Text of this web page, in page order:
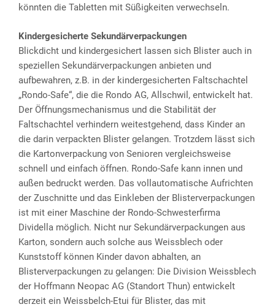
könnten die Tabletten mit Süßigkeiten verwechseln.
Kindergesicherte Sekundärverpackungen
Blickdicht und kindergesichert lassen sich Blister auch in
speziellen Sekundärverpackungen anbieten und
aufbewahren, z.B. in der kindergesicherten Faltschachtel
„Rondo-Safe“, die die Rondo AG, Allschwil, entwickelt hat.
Der Öffnungsmechanismus und die Stabilität der
Faltschachtel verhindern weitestgehend, dass Kinder an
die darin verpackten Blister gelangen. Trotzdem lässt sich
die Kartonverpackung von Senioren vergleichsweise
schnell und einfach öffnen. Rondo-Safe kann innen und
außen bedruckt werden. Das vollautomatische Aufrichten
der Zuschnitte und das Einkleben der Blisterverpackungen
ist mit einer Maschine der Rondo-Schwesterfirma
Dividella möglich. Nicht nur Sekundärverpackungen aus
Karton, sondern auch solche aus Weissblech oder
Kunststoff können Kinder davon abhalten, an
Blisterverpackungen zu gelangen: Die Division Weissblech
der Hoffmann Neopac AG (Standort Thun) entwickelt
derzeit ein Weissbelch-Etui für Blister, das mit